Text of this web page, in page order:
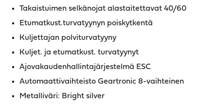
Takaistuimen selkänojat alastaitettavat 40/60
Etumatkust.turvatyynyn poiskytkentä
Kuljettajan polviturvatyyny
Kuljet. ja etumatkust. turvatyynyt
Ajovakaudenhallintajärjestelmä ESC
Automaattivaihteisto Geartronic 8-vaihteinen
Metalliväri: Bright silver